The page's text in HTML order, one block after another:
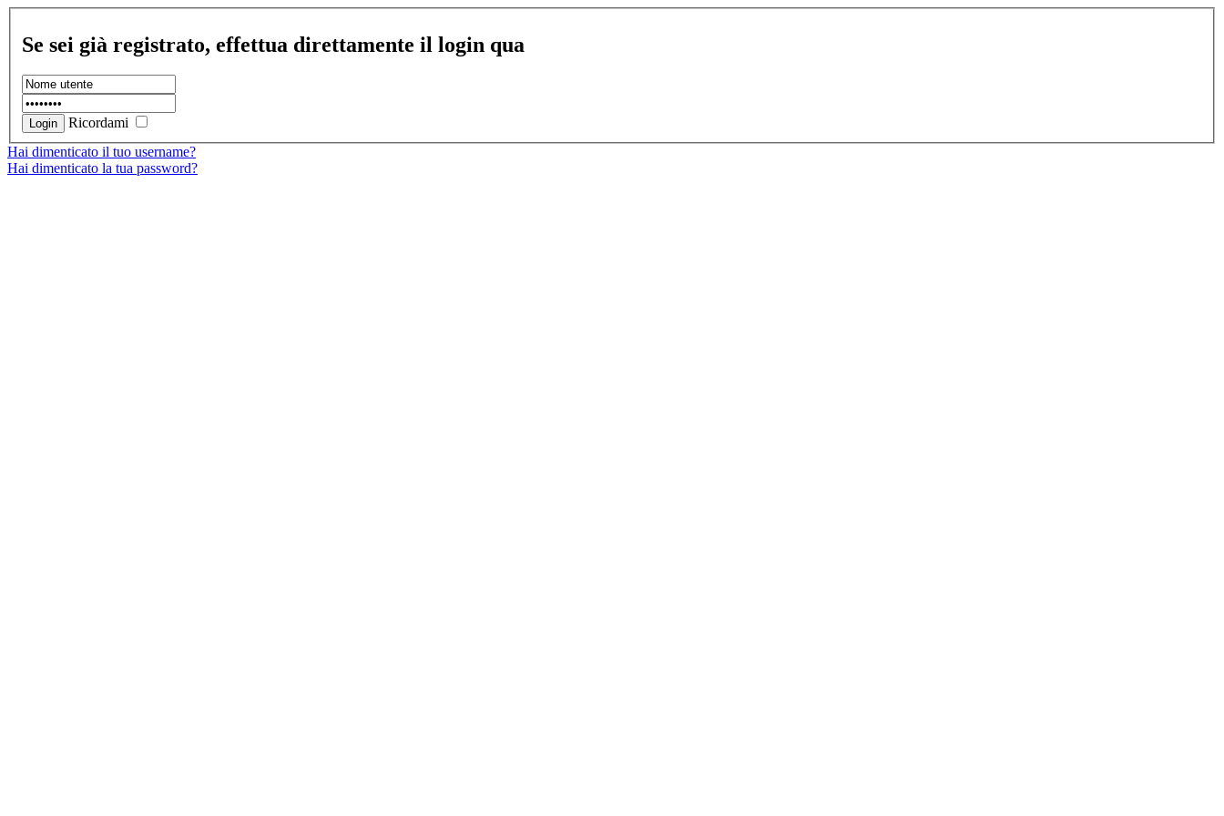
Se sei già registrato, effettua direttamente il login qua
Ricordami
Hai dimenticato il tuo username?
Hai dimenticato la tua password?